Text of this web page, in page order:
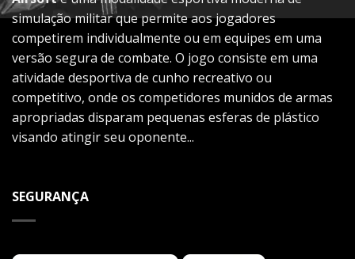
simulação militar que permite aos jogadores
competirem individualmente ou em equipes em uma
versão segura de combate. O jogo consiste em uma
atividade desportiva de cunho recreativo ou
competitivo, onde os competidores munidos de armas
apropriadas disparam pequenas esferas de plástico
visando atingir seu oponente...
SEGURANÇA